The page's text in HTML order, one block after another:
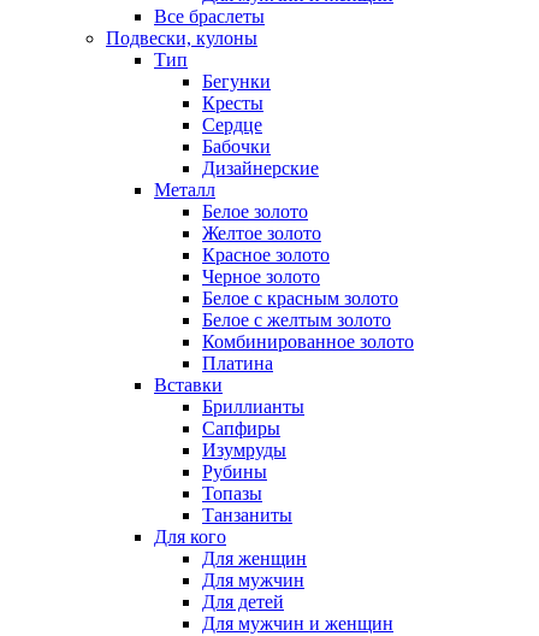
Все браслеты
Подвески, кулоны
Тип
Бегунки
Кресты
Сердце
Бабочки
Дизайнерские
Металл
Белое золото
Желтое золото
Красное золото
Черное золото
Белое с красным золото
Белое с желтым золото
Комбинированное золото
Платина
Вставки
Бриллианты
Сапфиры
Изумруды
Рубины
Топазы
Танзаниты
Для кого
Для женщин
Для мужчин
Для детей
Для мужчин и женщин